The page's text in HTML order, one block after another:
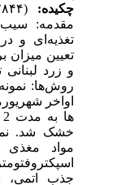
چکیده:
مقدمه: سیب
تغذیه‌ای و
تعیین میزان
و زرد لبنانی
روش‌ها:
خشک شد.
مواد مغذی
جذب اتمی،